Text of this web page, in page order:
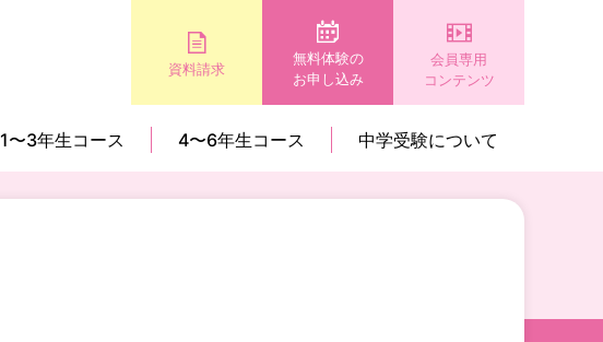
資料請求
無料体験の
お申し込み
会員専用
コンテンツ
1〜3年生コース 4〜6年生コース 中学受験について